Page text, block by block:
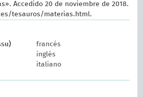
Accedido 20 de noviembre de 2018.
tesauros/materias.html.
francés
inglés
italiano